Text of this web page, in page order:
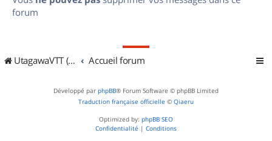
forum
UtagawaVTT (Randos VTT et VTTAE avec traces GPS) Accueil forum
Développé par phpBB® Forum Software © phpBB Limited
Traduction française officielle © Qiaeru
Optimized by: phpBB SEO
Confidentialité | Conditions